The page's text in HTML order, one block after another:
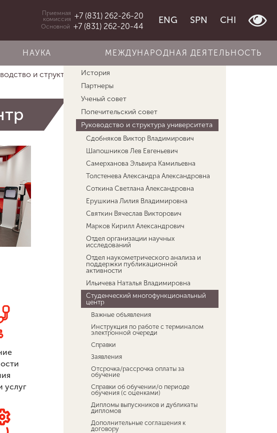
Приемная
комиссия +7 (831) 262-26-20
Основной +7 (831) 262-20-44
ENG SPN CHI
НАУКА МЕЖДУНАРОДНАЯ ДЕЯТЕЛЬНОСТЬ
и структура ун...
услуг
Об университете
История
Партнеры
Ученый совет
Попечительский совет
Руководство и структура университета
Сдобняков Виктор Владимирович
Шапошников Лев Евгеньевич
Самерханова Эльвира Камильевна
Толстенева Александра Александровна
Соткина Светлана Александровна
Ерушкина Лилия Владимировна
Святкин Вячеслав Викторович
Марков Кирилл Александрович
Отдел организации научных
исследований
Отдел наукометрического анализа и
поддержки публикационной
активности
Ильичева Наталья Владимировна
Студенческий многофункциональный
центр
Важные объявления
Инструкция по работе с терминалом
электронной очереди
Справки
Заявления
Отсрочка/рассрочка оплаты за
обучение
Справки об обучении/о периоде
обучения (с оценками)
Дипломы выпускников и дубликаты
дипломов
Дополнительные соглашения к
договору